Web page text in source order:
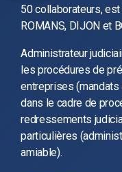
50 collaborateurs, est
ROMANS, DIJON et
Administrateur
les procédures de
entreprises
dans le cadre de
redressements
particulières
amiable).